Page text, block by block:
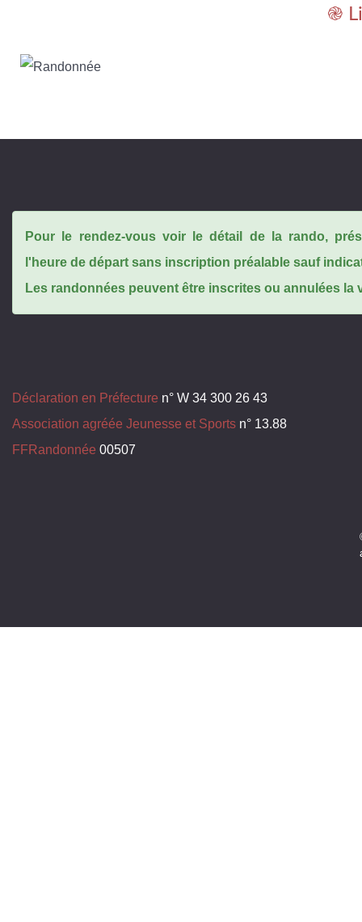
֎
Pour le rendez-vous voir le détail de la rando,
l'heure de départ sans inscription préalable sauf
Les randonnées peuvent être inscrites ou annulées la
Déclaration en Préfecture n° W 34 300 26 43
Association agréée Jeunesse et Sports n° 13.88
FFRandonnée 00507